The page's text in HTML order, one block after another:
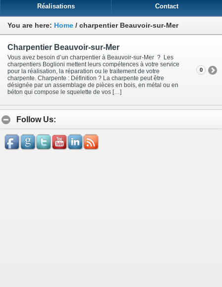
Réalisations Contact
You are here: Home / charpentier Beauvoir-sur-Mer
Charpentier Beauvoir-sur-Mer
Vous avez besoin d’un charpentier à Beauvoir-sur-Mer ? Les
charpentiers Boglioni mettent leurs compétences à votre service
pour la réalisation, la réparation ou le traitement de votre
charpente. Charpente : Définition ? La charpente peut être
désignée par un assemblage de pièces en bois, en métal ou en
béton qui compose le squelette de vos […]
0
Follow Us: